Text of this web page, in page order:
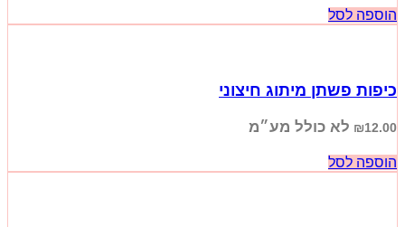
הוספה לסל
כיפות פשתן מיתוג חיצוני
₪12.00 לא כולל מע״מ
הוספה לסל